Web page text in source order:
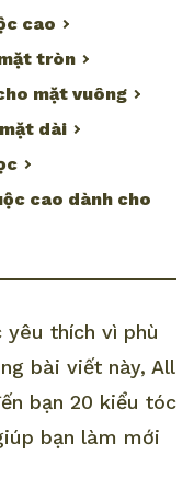
cao
tròn
mặt vuông
dài
cao dành cho
yêu thích vì phù
bài viết này, All
bạn 20 kiểu tóc
bạn làm mới